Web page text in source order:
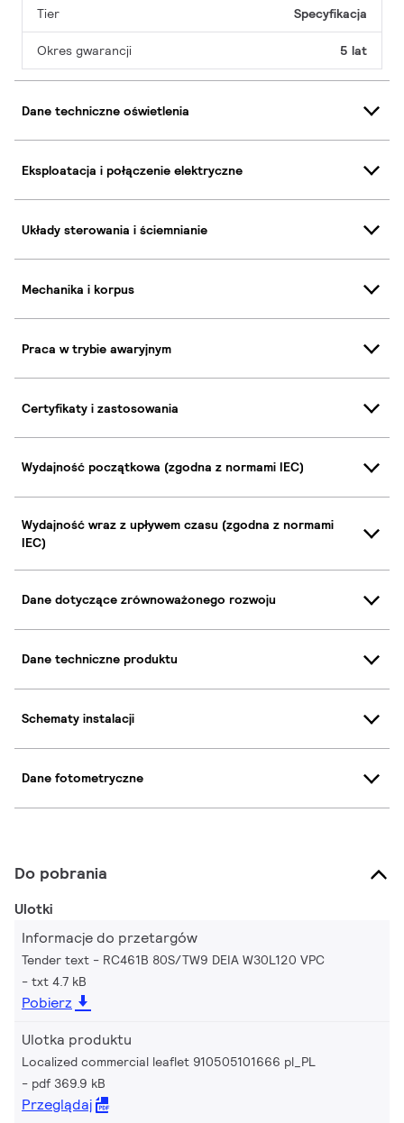
Tier Specyfikacja
Okres gwarancji 5 lat
Dane techniczne oświetlenia
Eksploatacja i połączenie elektryczne
Układy sterowania i ściemnianie
Mechanika i korpus
Praca w trybie awaryjnym
Certyfikaty i zastosowania
Wydajność początkowa (zgodna z normami IEC)
Wydajność wraz z upływem czasu (zgodna z normami
IEC)
Dane dotyczące zrównoważonego rozwoju
Dane techniczne produktu
Schematy instalacji
Dane fotometryczne
Do pobrania
Ulotki
Informacje do przetargów
Tender text - RC461B 80S/TW9 DEIA W30L120 VPC
txt 4.7 kB
Pobierz
Ulotka produktu
Localized commercial leaflet 910505101666 pl_PL
pdf 369.9 kB
Przeglądaj